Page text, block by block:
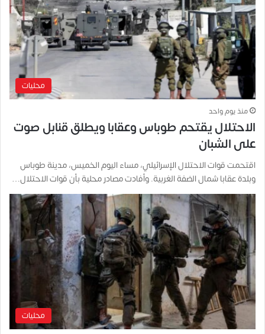
محليات
منذ يوم واحد
الاحتلال يقتحم طوباس وعقابا ويطلق قنابل صوت
على الشبان
اقتحمت قوات الاحتلال الإسرائيلي، مساء اليوم الخميس، مدينة طوباس
وبلدة عقابا شمال الضفة الغربية. وأفادت مصادر محلية بأن قوات الاحتلال…
محليات